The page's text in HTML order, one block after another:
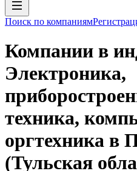
Поиск по компаниям
Компании в
Электроника,
техника,
оргтехника в
(Тульская